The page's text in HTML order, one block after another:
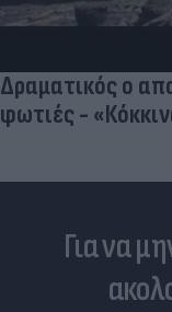
Δραματικός ο
φωτιές -
Για να